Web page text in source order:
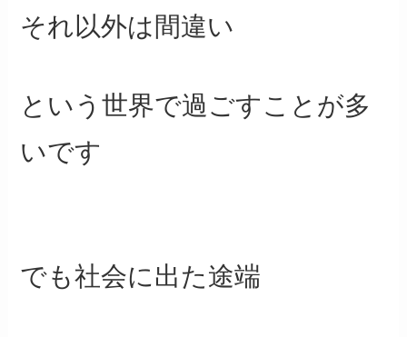
それ以外は間違い
という世界で過ごすことが多
いです
でも社会に出た途端